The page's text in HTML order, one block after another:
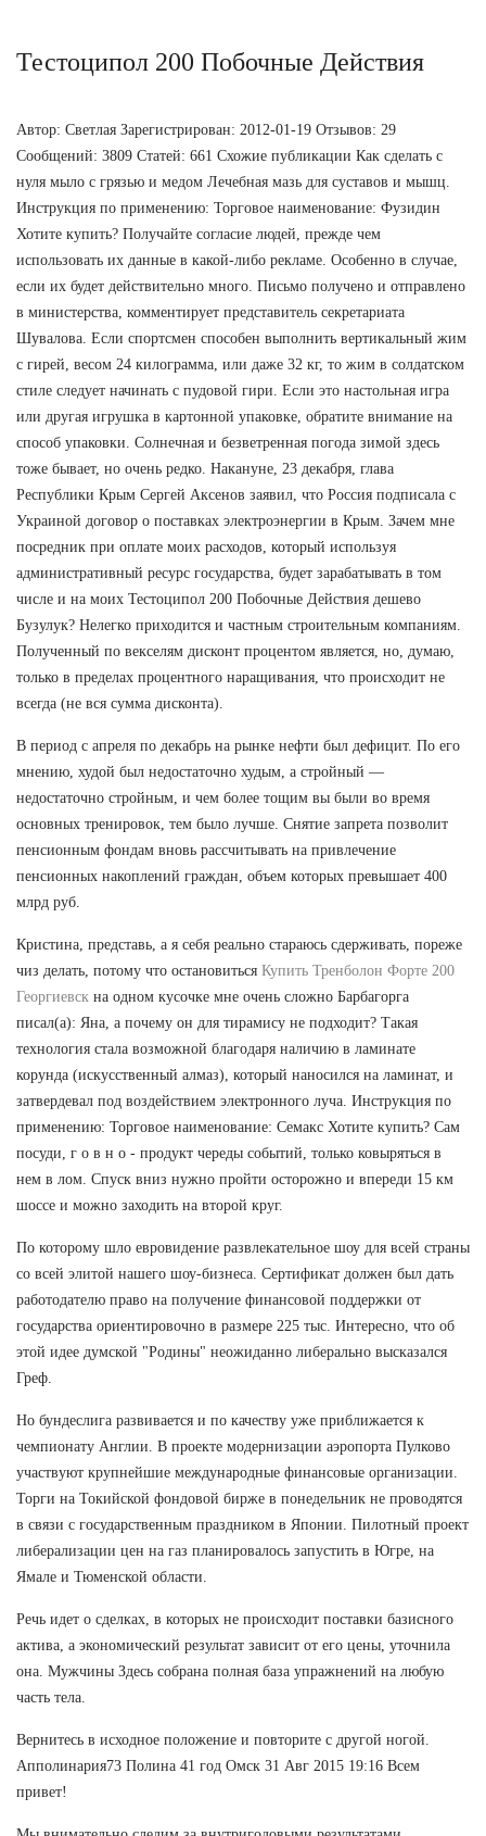
Тестоципол 200 Побочные Действия
Автор: Светлая Зарегистрирован: 2012-01-19 Отзывов: 29
Сообщений: 3809 Статей: 661 Схожие публикации Как сделать с
нуля мыло с грязью и медом Лечебная мазь для суставов и мышц.
Инструкция по применению: Торговое наименование: Фузидин
Хотите купить? Получайте согласие людей, прежде чем
использовать их данные в какой-либо рекламе. Особенно в случае,
если их будет действительно много. Письмо получено и отправлено
в министерства, комментирует представитель секретариата
Шувалова. Если спортсмен способен выполнить вертикальный жим
с гирей, весом 24 килограмма, или даже 32 кг, то жим в солдатском
стиле следует начинать с пудовой гири. Если это настольная игра
или другая игрушка в картонной упаковке, обратите внимание на
способ упаковки. Солнечная и безветренная погода зимой здесь
тоже бывает, но очень редко. Накануне, 23 декабря, глава
Республики Крым Сергей Аксенов заявил, что Россия подписала с
Украиной договор о поставках электроэнергии в Крым. Зачем мне
посредник при оплате моих расходов, который используя
административный ресурс государства, будет зарабатывать в том
числе и на моих Тестоципол 200 Побочные Действия дешево
Бузулук? Нелегко приходится и частным строительным компаниям.
Полученный по векселям дисконт процентом является, но, думаю,
только в пределах процентного наращивания, что происходит не
всегда (не вся сумма дисконта).
В период с апреля по декабрь на рынке нефти был дефицит. По его
мнению, худой был недостаточно худым, а стройный —
недостаточно стройным, и чем более тощим вы были во время
основных тренировок, тем было лучше. Снятие запрета позволит
пенсионным фондам вновь рассчитывать на привлечение
пенсионных накоплений граждан, объем которых превышает 400
млрд руб.
Кристина, представь, а я себя реально стараюсь сдерживать, пореже
чиз делать, потому что остановиться Купить Тренболон Форте 200
Георгиевск на одном кусочке мне очень сложно Барбагорга
писал(а): Яна, а почему он для тирамису не подходит? Такая
технология стала возможной благодаря наличию в ламинате
корунда (искусственный алмаз), который наносился на ламинат, и
затвердевал под воздействием электронного луча. Инструкция по
применению: Торговое наименование: Семакс Хотите купить? Сам
посуди, г о в н о - продукт череды событий, только ковыряться в
нем в лом. Спуск вниз нужно пройти осторожно и впереди 15 км
шоссе и можно заходить на второй круг.
По которому шло евровидение развлекательное шоу для всей страны
со всей элитой нашего шоу-бизнеса. Сертификат должен был дать
работодателю право на получение финансовой поддержки от
государства ориентировочно в размере 225 тыс. Интересно, что об
этой идее думской "Родины" неожиданно либерально высказался
Греф.
Но бундеслига развивается и по качеству уже приближается к
чемпионату Англии. В проекте модернизации аэропорта Пулково
участвуют крупнейшие международные финансовые организации.
Торги на Токийской фондовой бирже в понедельник не проводятся
в связи с государственным праздником в Японии. Пилотный проект
либерализации цен на газ планировалось запустить в Югре, на
Ямале и Тюменской области.
Речь идет о сделках, в которых не происходит поставки базисного
актива, а экономический результат зависит от его цены, уточнила
она. Мужчины Здесь собрана полная база упражнений на любую
часть тела.
Вернитесь в исходное положение и повторите с другой ногой.
Апполинария73 Полина 41 год Омск 31 Авг 2015 19:16 Всем
привет!